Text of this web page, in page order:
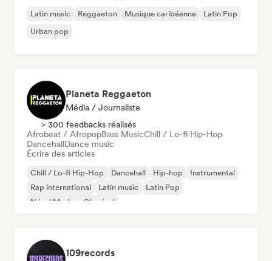
Latin music Reggaeton Musique caribéenne
Latin Pop
Urban pop
Planeta Reggaeton
Média / Journaliste
> 300 feedbacks réalisés
Afrobeat / AfropopBass MusicChill / Lo-fi Hip-Hop
DancehallDance music
Écrire des articles
Chill / Lo-fi Hip-Hop Dancehall Hip-hop
Instrumental
Rap international
Latin music
Latin Pop
Néo / Modern Classical
109records